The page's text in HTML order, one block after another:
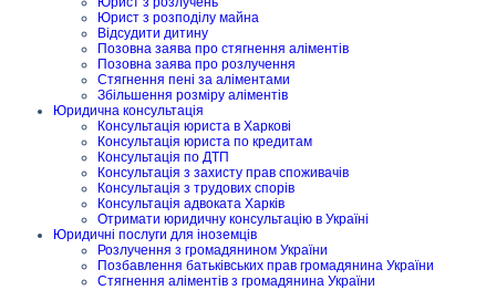
Юрист з розподілу майна
Відсудити дитину
Позовна заява про стягнення аліментів
Позовна заява про розлучення
Стягнення пені за аліментами
Збільшення розміру аліментів
Юридична консультація
Консультація юриста в Харкові
Консультація юриста по кредитам
Консультація по ДТП
Консультація з захисту прав споживачів
Консультація з трудових спорів
Консультація адвоката Харків
Отримати юридичну консультацію в Україні
Юридичні послуги для іноземців
Розлучення з громадянином України
Позбавлення батьківських прав громадянина України
Стягнення аліментів з громадянина України